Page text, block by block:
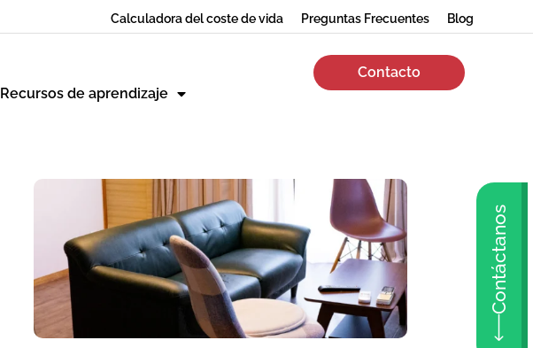
Calculadora del coste de vida Preguntas Frecuentes Blog
Recursos de aprendizaje
Contacto
Contáctanos